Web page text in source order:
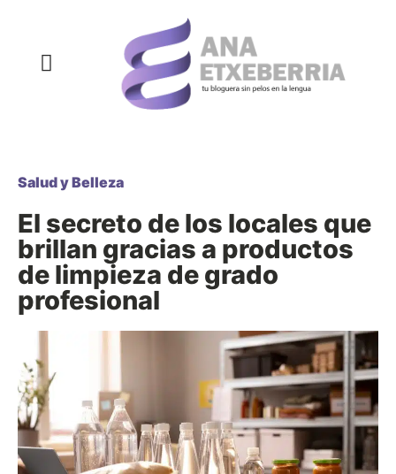
Salud y Belleza
El secreto de los locales que
brillan gracias a productos
de limpieza de grado
profesional